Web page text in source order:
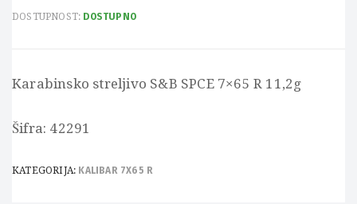
DOSTUPNOST: DOSTUPNO
Karabinsko streljivo S&B SPCE 7×65 R 11,2g
Šifra: 42291
KATEGORIJA: KALIBAR 7X65 R